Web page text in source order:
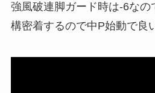
強風破連脚ガード時は-6な
構密着するので中P始動で良